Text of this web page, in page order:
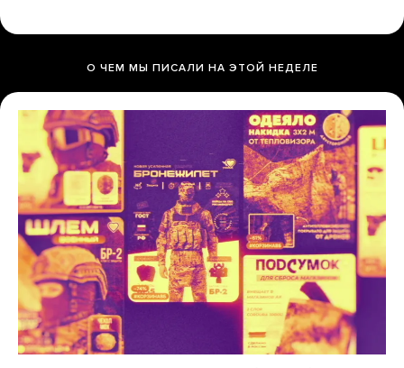
О ЧЕМ МЫ ПИСАЛИ НА ЭТОЙ НЕДЕЛЕ